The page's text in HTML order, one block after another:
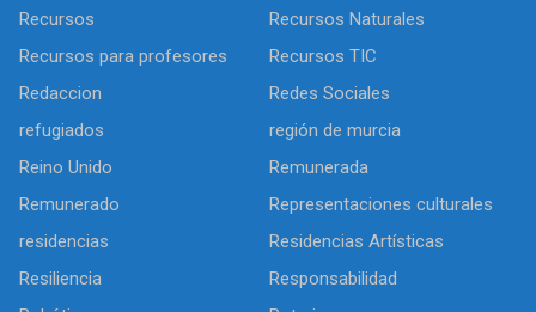
Recursos
Recursos Naturales
Recursos para profesores
Recursos TIC
Redaccion
Redes Sociales
refugiados
región de murcia
Reino Unido
Remunerada
Remunerado
Representaciones culturales
residencias
Residencias Artísticas
Resiliencia
Responsabilidad